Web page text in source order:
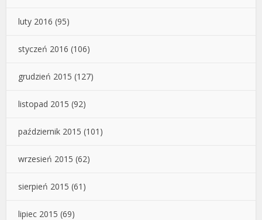
luty 2016 (95)
styczeń 2016 (106)
grudzień 2015 (127)
listopad 2015 (92)
październik 2015 (101)
wrzesień 2015 (62)
sierpień 2015 (61)
lipiec 2015 (69)